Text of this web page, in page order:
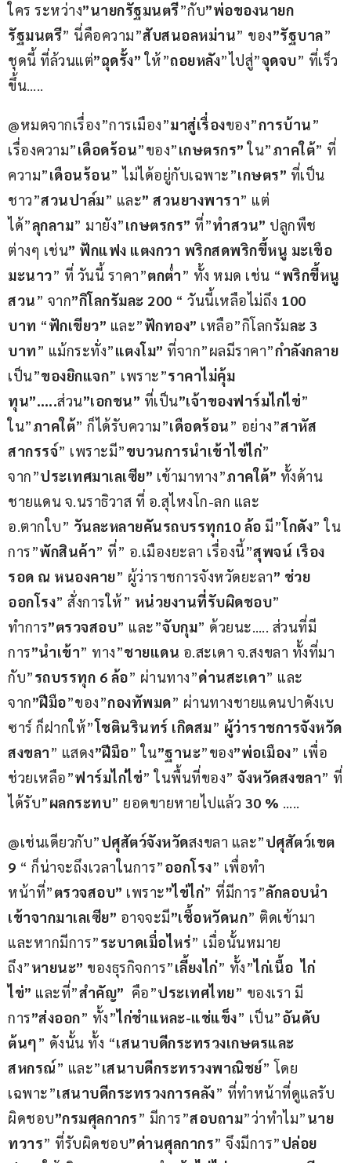
ใคร ระหว่าง”นายกรัฐมนตรี”กับ”พ่อของนายก
รัฐมนตรี” นี่คือความ”สับสนอลหม่าน” ของ”รัฐบาล”
ชุดนี้ ที่ล้วนแต่”ฉุดรั้ง” ให้”ถอยหลัง”ไปสู่”จุดจบ” ที่เร็ว
ขึ้น…..
@หมดจากเรื่อง”การเมือง”มาสู่เรื่องของ”การบ้าน”
เรื่องความ”เดือดร้อน”ของ”เกษตรกร” ใน”ภาคใต้” ที่
ความ”เดือนร้อน” ไม่ได้อยู่กับเฉพาะ”เกษตร” ที่เป็น
ชาว”สวนปาล์ม” และ” สวนยางพารา” แต่
ได้”ลุกลาม” มายัง”เกษตรกร” ที่”ทำสวน” ปลูกพืช
ต่างๆ เช่น” ฟักแฟง แตงกวา พริกสดพริกขี้หนู มะเขือ
มะนาว” ที่ วันนี้ ราคา”ตกต่ำ” ทั้ง หมด เช่น “พริกขี้หนู
สวน” จาก”กิโลกรัมละ 200 “ วันนี้เหลือไม่ถึง 100
บาท “ฟักเขียว” และ”ฟักทอง” เหลือ”กิโลกรัมละ 3
บาท” แม้กระทั่ง”แตงโม” ที่จาก”ผลมีราคา”กำลังกลาย
เป็น”ของยิกแจก” เพราะ”ราคาไม่คุ้ม
ทุน”…..ส่วน”เอกชน” ที่เป็น”เจ้าของฟาร์มไก่ไข่”
ใน”ภาคใต้” ก็ได้รับความ”เดือดร้อน” อย่าง”สาหัส
สากรรจ์” เพราะมี”ขบวนการนำเข้าไข่ไก่”
จาก”ประเทศมาเลเซีย” เข้ามาทาง”ภาคใต้” ทั้งด้าน
ชายแดน จ.นราธิวาส ที่ อ.สุไหงโก-ลก และ
อ.ตากใบ” วันละหลายคันรถบรรทุก10 ล้อ มี”โกดัง” ใน
การ”พักสินค้า” ที่” อ.เมืองยะลา เรื่องนี้”สุพจน์ เรือง
รอด ณ หนองคาย” ผู้ว่าราชการจังหวัดยะลา” ช่วย
ออกโรง” สั่งการให้” หน่วยงานที่รับผิดชอบ”
ทำการ”ตรวจสอบ” และ”จับกุม” ด้วยนะ….. ส่วนที่มี
การ”นำเข้า” ทาง”ชายแดน อ.สะเดา จ.สงขลา ทั้งที่มา
กับ”รถบรรทุก 6 ล้อ” ผ่านทาง”ด่านสะเดา” และ
จาก”ฝีมือ”ของ”กองทัพมด” ผ่านทางชายแดนปาดังเบ
ซาร์ ก็ฝากให้”โชตินรินทร์ เกิดสม” ผู้ว่าราชการจังหวัด
สงขลา” แสดง”ฝีมือ” ใน”ฐานะ”ของ”พ่อเมือง” เพื่อ
ช่วยเหลือ”ฟาร์มไก่ไข่” ในพื้นที่ของ” จังหวัดสงขลา” ที่
ได้รับ”ผลกระทบ” ยอดขายหายไปแล้ว 30 % …..
@เช่นเดียวกับ”ปศุสัตว์จังหวัดสงขลา และ”ปศุสัตว์เขต
9 “ ก็น่าจะถึงเวลาในการ”ออกโรง” เพื่อทำ
หน้าที่”ตรวจสอบ” เพราะ”ไข่ไก่” ที่มีการ”ลักลอบนำ
เข้าจากมาเลเซีย” อาจจะมี”เชื้อหวัดนก” ติดเข้ามา
และหากมีการ”ระบาดเมื่อไหร่” เมื่อนั้นหมาย
ถึง”หายนะ” ของธุรกิจการ”เลี้ยงไก่” ทั้ง”ไก่เนื้อ  ไก่
ไข่” และที่”สำคัญ” คือ”ประเทศไทย” ของเรา มี
การ”ส่งออก” ทั้ง”ไก่ชำแหละ-แช่แข็ง” เป็น”อันดับ
ต้นๆ” ดังนั้น ทั้ง “เสนาบดีกระทรวงเกษตรและ
สหกรณ์” และ”เสนาบดีกระทรวงพาณิชย์” โดย
เฉพาะ”เสนาบดีกระทรวงการคลัง” ที่ทำหน้าที่ดูแลรับ
ผิดชอบ”กรมศุลกากร” มีการ”สอบถาม”ว่าทำไม”นาย
ทวาร” ที่รับผิดชอบ”ด่านศุลกากร” จึงมีการ”ปล่อย